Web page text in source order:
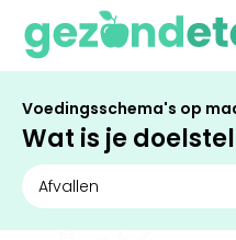
Voedingsschema's op
Wat is je